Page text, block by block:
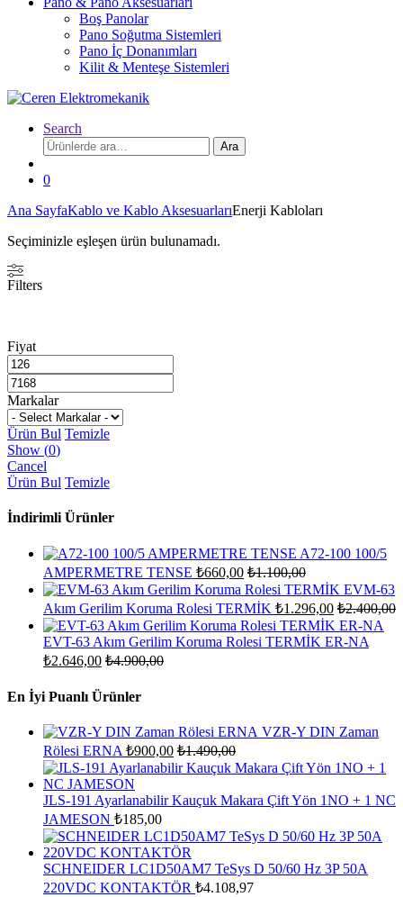
Boş Panolar
Pano Soğutma Sistemleri
Pano İç Donanımları
Kilit & Menteşe Sistemleri
Search
Ara:
Ara
0
Ana SayfaKablo ve Kablo AksesuarlarıEnerji Kabloları
Seçiminizle eşleşen ürün bulunamadı.
Filters
Fiyat
Markalar
Ürün Bul Temizle
Show (0)
Cancel
Ürün Bul Temizle
İndirimli Ürünler
A72-100 100/5
AMPERMETRE TENSE ₺660,00 ₺1.100,00
EVM-63
Akım Gerilim Koruma Rolesi TERMİK ₺1.296,00 ₺2.400,00
EVT-63 Akım Gerilim Koruma Rolesi TERMİK ER-NA
₺2.646,00 ₺4.900,00
En İyi Puanlı Ürünler
VZR-Y DIN Zaman
Rölesi ERNA ₺900,00 ₺1.490,00
JLS-191 Ayarlanabilir Kauçuk Makara Çift Yön 1NO + 1 NC
JAMESON ₺185,00
SCHNEIDER LC1D50AM7 TeSys D 50/60 Hz 3P 50A
220VDC KONTAKTÖR ₺4.108,97